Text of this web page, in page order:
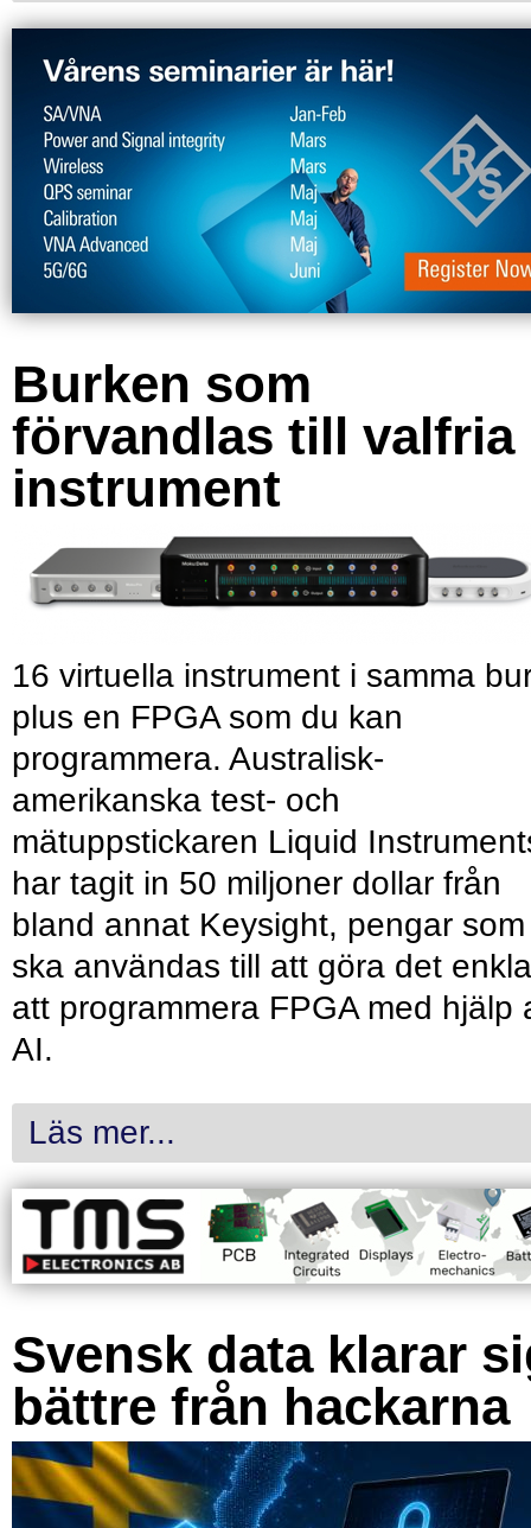
Burken som
förvandlas till valfria
instrument
16 virtuella instrument i samma
plus en FPGA som du kan
programmera. Australisk-
amerikanska test- och
mätuppstickaren Liquid
har tagit in 50 miljoner dollar från
bland annat Keysight, pengar som
ska användas till att göra det
att programmera FPGA med hjälp
AI.
Läs mer...
Svensk data klarar
bättre från hackarna